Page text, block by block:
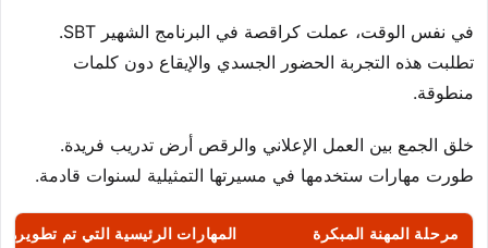
في نفس الوقت، عملت كراقصة في البرنامج الشهير SBT.
تطلبت هذه التجربة الحضور الجسدي والإيقاع دون كلمات
منطوقة.
خلق الجمع بين العمل الإعلاني والرقص أرض تدريب فريدة.
طورت مهارات ستخدمها في مسيرتها التمثيلية لسنوات قادمة.
مرحلة المهنة المبكرة المهارات الرئيسية التي تم تطويرها